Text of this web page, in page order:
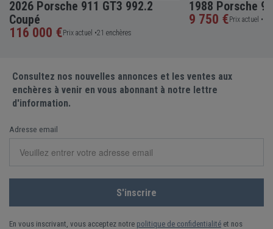
2026 Porsche 911 GT3 992.2
Coupé
116 000 € Prix actuel •21 enchères
1988 Porsche
9 750 € Prix actuel •
Consultez nos nouvelles annonces et les ventes aux
enchères à venir en vous abonnant à notre lettre
d'information.
Adresse email
En vous inscrivant, vous acceptez notre politique de confidentialité et nos